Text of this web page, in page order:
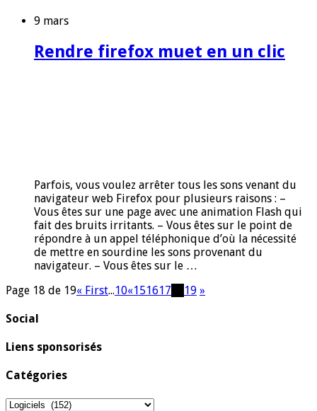
9 mars
Rendre firefox muet en un clic
Parfois, vous voulez arrêter tous les sons venant du
navigateur web Firefox pour plusieurs raisons : –
Vous êtes sur une page avec une animation Flash qui
fait des bruits irritants. – Vous êtes sur le point de
répondre à un appel téléphonique d’où la nécessité
de mettre en sourdine les sons provenant du
navigateur. – Vous êtes sur le …
Page 18 de 19« First...10«151617 19 »
Social
Liens sponsorisés
Catégories
Catégories